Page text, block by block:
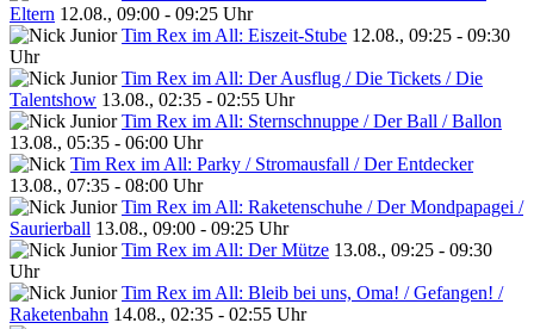
Eltern 12.08., 09:00 - 09:25 Uhr
Tim Rex im All: Eiszeit-Stube 12.08., 09:25 - 09:30
Uhr
Tim Rex im All: Der Ausflug / Die Tickets / Die
Talentshow 13.08., 02:35 - 02:55 Uhr
Tim Rex im All: Sternschnuppe / Der Ball / Ballon
13.08., 05:35 - 06:00 Uhr
Tim Rex im All: Parky / Stromausfall / Der Entdecker
13.08., 07:35 - 08:00 Uhr
Tim Rex im All: Raketenschuhe / Der Mondpapagei /
Saurierball 13.08., 09:00 - 09:25 Uhr
Tim Rex im All: Der Mütze 13.08., 09:25 - 09:30
Uhr
Tim Rex im All: Bleib bei uns, Oma! / Gefangen! /
Raketenbahn 14.08., 02:35 - 02:55 Uhr